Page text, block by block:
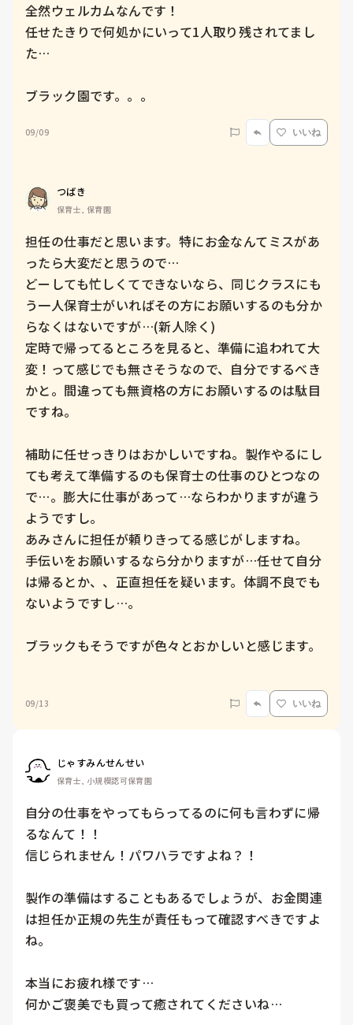
全然ウェルカムなんです！
任せたきりで何処かにいって1人取り残されてまし
た…
ブラック園です。。。
09/09 いいね
つばき
保育士, 保育園
担任の仕事だと思います。特にお金なんてミスがあ
ったら大変だと思うので…
どーしても忙しくてできないなら、同じクラスにも
う一人保育士がいればその方にお願いするのも分か
らなくはないですが…(新人除く)
定時で帰ってるところを見ると、準備に追われて大
変！って感じでも無さそうなので、自分でするべき
かと。間違っても無資格の方にお願いするのは駄目
ですね。
補助に任せっきりはおかしいですね。製作やるにし
ても考えて準備するのも保育士の仕事のひとつなの
で…。膨大に仕事があって…ならわかりますが違う
ようですし。
あみさんに担任が頼りきってる感じがしますね。
手伝いをお願いするなら分かりますが…任せて自分
は帰るとか、、正直担任を疑います。体調不良でも
ないようですし…。
ブラックもそうですが色々とおかしいと感じます。
09/13 いいね
じゃすみんせんせい
保育士, 小規模認可保育園
自分の仕事をやってもらってるのに何も言わずに帰
るなんて！！
信じられません！パワハラですよね？！
製作の準備はすることもあるでしょうが、お金関連
は担任か正規の先生が責任もって確認すべきですよ
ね。
本当にお疲れ様です…
何かご褒美でも買って癒されてくださいね…